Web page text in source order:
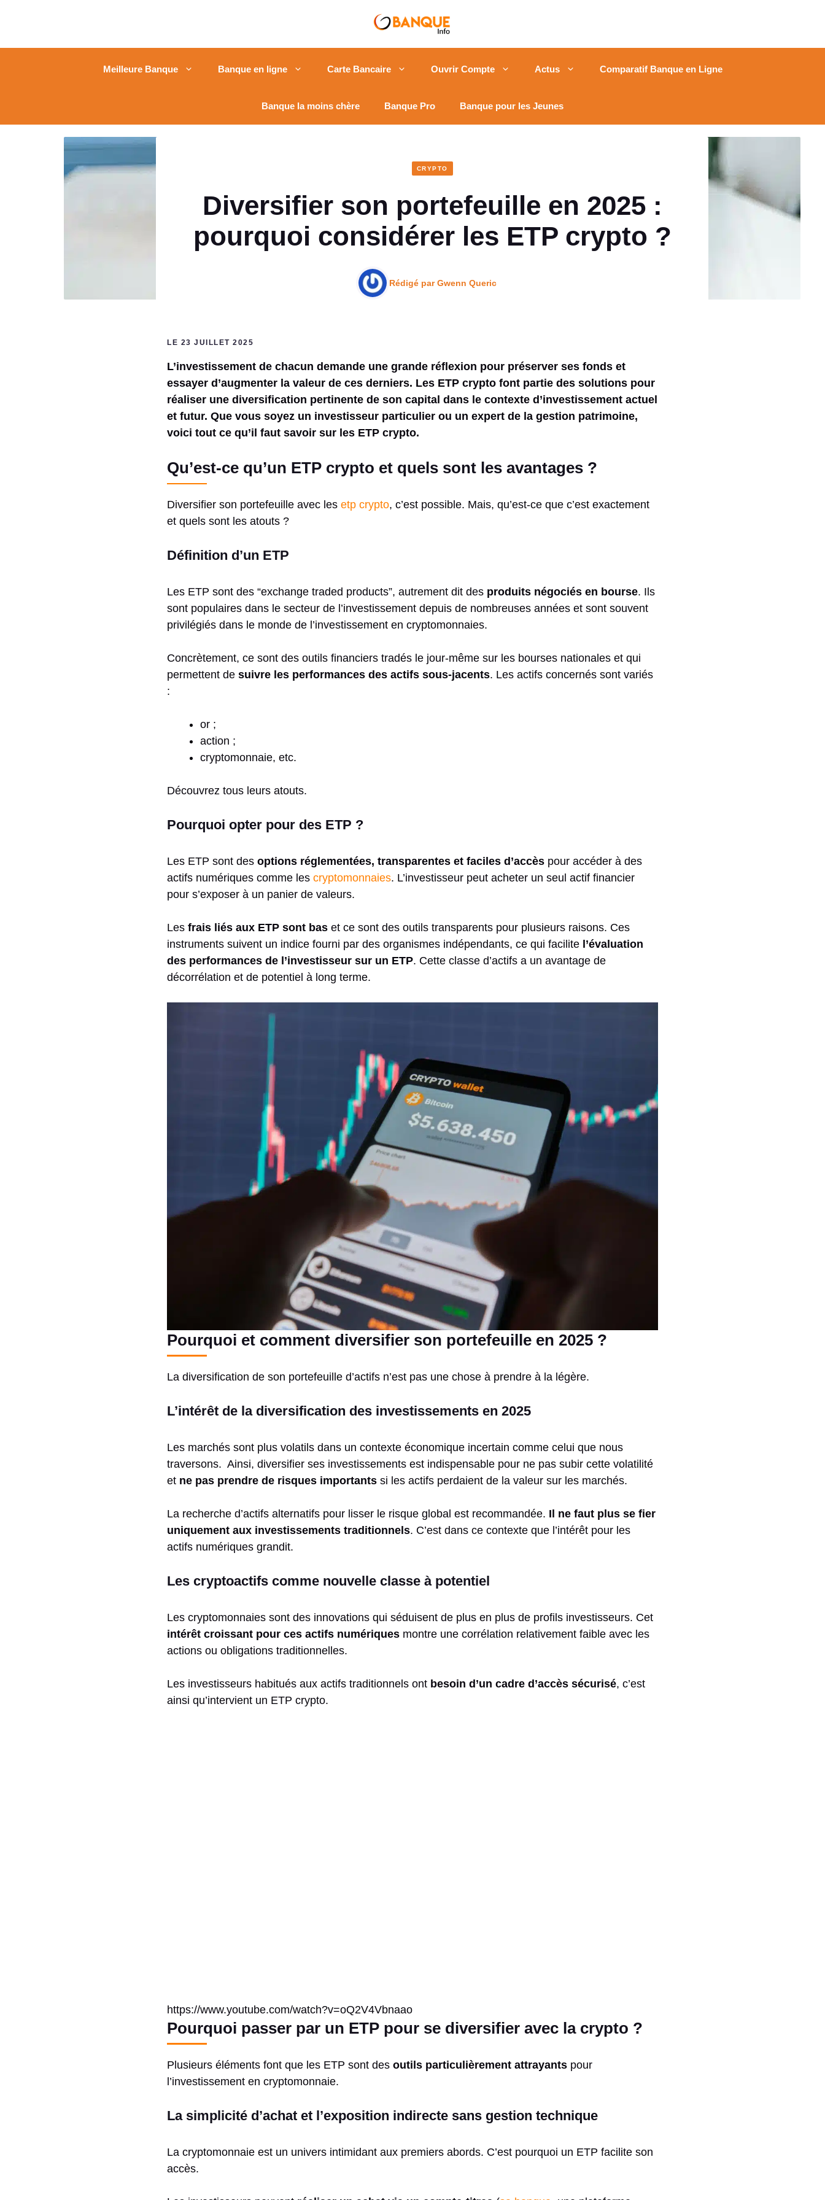
Meilleure Banque Banque en ligne Carte Bancaire Ouvrir Compte Actus Comparatif Banque en Ligne
Banque la moins chère Banque Pro Banque pour les Jeunes
CRYPTO
Diversifier son portefeuille en 2025 :
pourquoi considérer les ETP crypto ?
Rédigé parGwenn Queric
LE 23 JUILLET 2025
L’investissement de chacun demande une grande réflexion pour préserver ses fonds et
essayer d’augmenter la valeur de ces derniers. Les ETP crypto font partie des solutions pour
réaliser une diversification pertinente de son capital dans le contexte d’investissement actuel
et futur. Que vous soyez un investisseur particulier ou un expert de la gestion patrimoine,
voici tout ce qu’il faut savoir sur les ETP crypto.
Qu’est-ce qu’un ETP crypto et quels sont les avantages ?
Diversifier son portefeuille avec les etp crypto, c’est possible. Mais, qu’est-ce que c’est exactement
et quels sont les atouts ?
Définition d’un ETP
Les ETP sont des “exchange traded products”, autrement dit des produits négociés en bourse. Ils
sont populaires dans le secteur de l’investissement depuis de nombreuses années et sont souvent
privilégiés dans le monde de l’investissement en cryptomonnaies.
Concrètement, ce sont des outils financiers tradés le jour-même sur les bourses nationales et qui
permettent de suivre les performances des actifs sous-jacents. Les actifs concernés sont variés
:
or ;
action ;
cryptomonnaie, etc.
Découvrez tous leurs atouts.
Pourquoi opter pour des ETP ?
Les ETP sont des options réglementées, transparentes et faciles d’accès pour accéder à des
actifs numériques comme les cryptomonnaies. L’investisseur peut acheter un seul actif financier
pour s’exposer à un panier de valeurs.
Les frais liés aux ETP sont bas et ce sont des outils transparents pour plusieurs raisons. Ces
instruments suivent un indice fourni par des organismes indépendants, ce qui facilite l’évaluation
des performances de l’investisseur sur un ETP. Cette classe d’actifs a un avantage de
décorrélation et de potentiel à long terme.
Pourquoi et comment diversifier son portefeuille en 2025 ?
La diversification de son portefeuille d’actifs n’est pas une chose à prendre à la légère.
L’intérêt de la diversification des investissements en 2025
Les marchés sont plus volatils dans un contexte économique incertain comme celui que nous
traversons. Ainsi, diversifier ses investissements est indispensable pour ne pas subir cette volatilité
et ne pas prendre de risques importants si les actifs perdaient de la valeur sur les marchés.
La recherche d’actifs alternatifs pour lisser le risque global est recommandée. Il ne faut plus se fier
uniquement aux investissements traditionnels. C’est dans ce contexte que l’intérêt pour les
actifs numériques grandit.
Les cryptoactifs comme nouvelle classe à potentiel
Les cryptomonnaies sont des innovations qui séduisent de plus en plus de profils investisseurs. Cet
intérêt croissant pour ces actifs numériques montre une corrélation relativement faible avec les
actions ou obligations traditionnelles.
Les investisseurs habitués aux actifs traditionnels ont besoin d’un cadre d’accès sécurisé, c’est
ainsi qu’intervient un ETP crypto.
https://www.youtube.com/watch?v=oQ2V4Vbnaao
Pourquoi passer par un ETP pour se diversifier avec la crypto ?
Plusieurs éléments font que les ETP sont des outils particulièrement attrayants pour
l’investissement en cryptomonnaie.
La simplicité d’achat et l’exposition indirecte sans gestion technique
La cryptomonnaie est un univers intimidant aux premiers abords. C’est pourquoi un ETP facilite son
accès.